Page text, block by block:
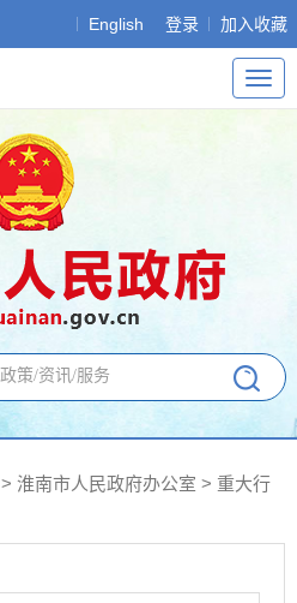
English 登录 加入收藏
导
航
> 淮南市人民政府办公室 > 重大行